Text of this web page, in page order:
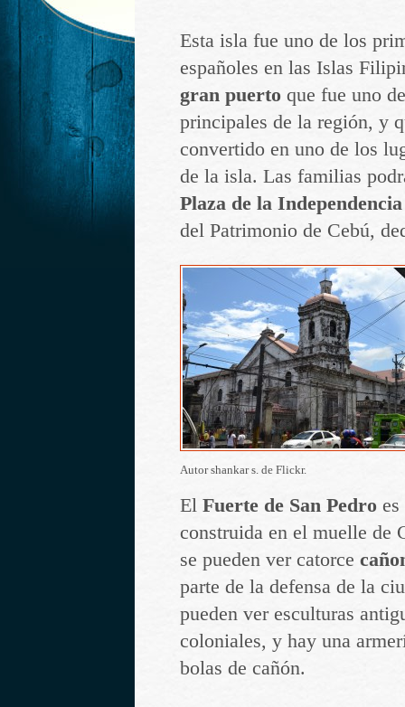
Esta isla fue uno de los
españoles en las Islas
gran puerto que fue uno
principales de la región, y
convertido en uno de los
de la isla. Las familias
Plaza de la Independencia
del Patrimonio de Cebú,
Autor shankar s. de Flickr.
El Fuerte de San Pedro
construida en el muelle de
se pueden ver catorce
parte de la defensa de la
pueden ver esculturas
coloniales, y hay una
bolas de cañón.